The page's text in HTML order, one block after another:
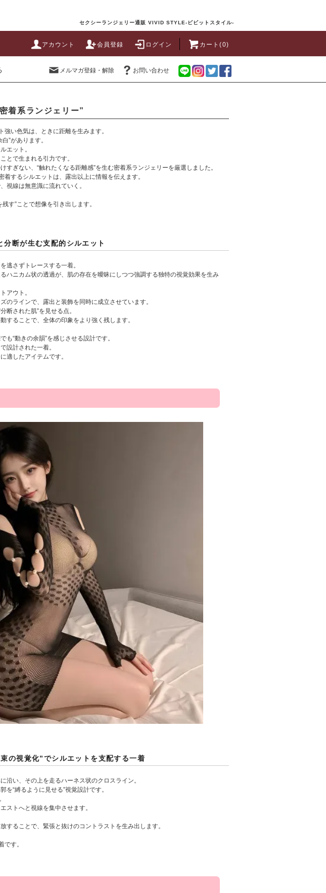
セクシーランジェリー通販 VIVID STYLE-ビビットスタイル-
アカウント 会員登録 ログイン カート(0)
メルマガ登録・解除 お問い合わせ
着系ランジェリー”
強い色気は、ときに距離を生みます。
”があります。
エット。
とで生まれる引力です。
すぎない、“触れたくなる距離感”を生む密着系ランジェリーを厳選しました。
着するシルエットは、露出以上に情報を伝えます。
視線は無意識に流れていく。
す”ことで想像を引き出します。
断が生む支配的シルエット
逃さずトレースする一着。
ハニカム状の透過が、肌の存在を曖昧にしつつ強調する独特の視覚効果を生み
アウト。
のラインで、露出と装飾を同時に成立させています。
断された肌”を見せる点。
することで、全体の印象をより強く残します。
“動きの余韻”を感じさせる設計です。
設計された一着。
適したアイテムです。
の視覚化”でシルエットを支配する一着
沿い、その上を走るハーネス状のクロスライン。
を“縛るように見せる”視覚設計です。
ストへと視線を集中させます。
することで、緊張と抜けのコントラストを生み出します。
です。